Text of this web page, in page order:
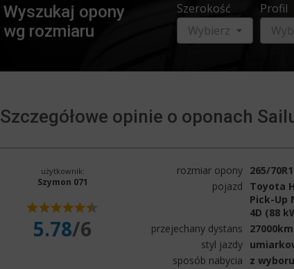
Wyszukaj opony
wg rozmiaru
Szerokość
Wybierz
Profil
Szczegółowe opinie o oponach
użytkownik:
Szymon 071
5.78/6
rozmiar opony 265/
pojazd
Toyota
Pick-Up
4D (88
przejechany dystans
27000km
styl jazdy
sposób nabycia
z wyboru